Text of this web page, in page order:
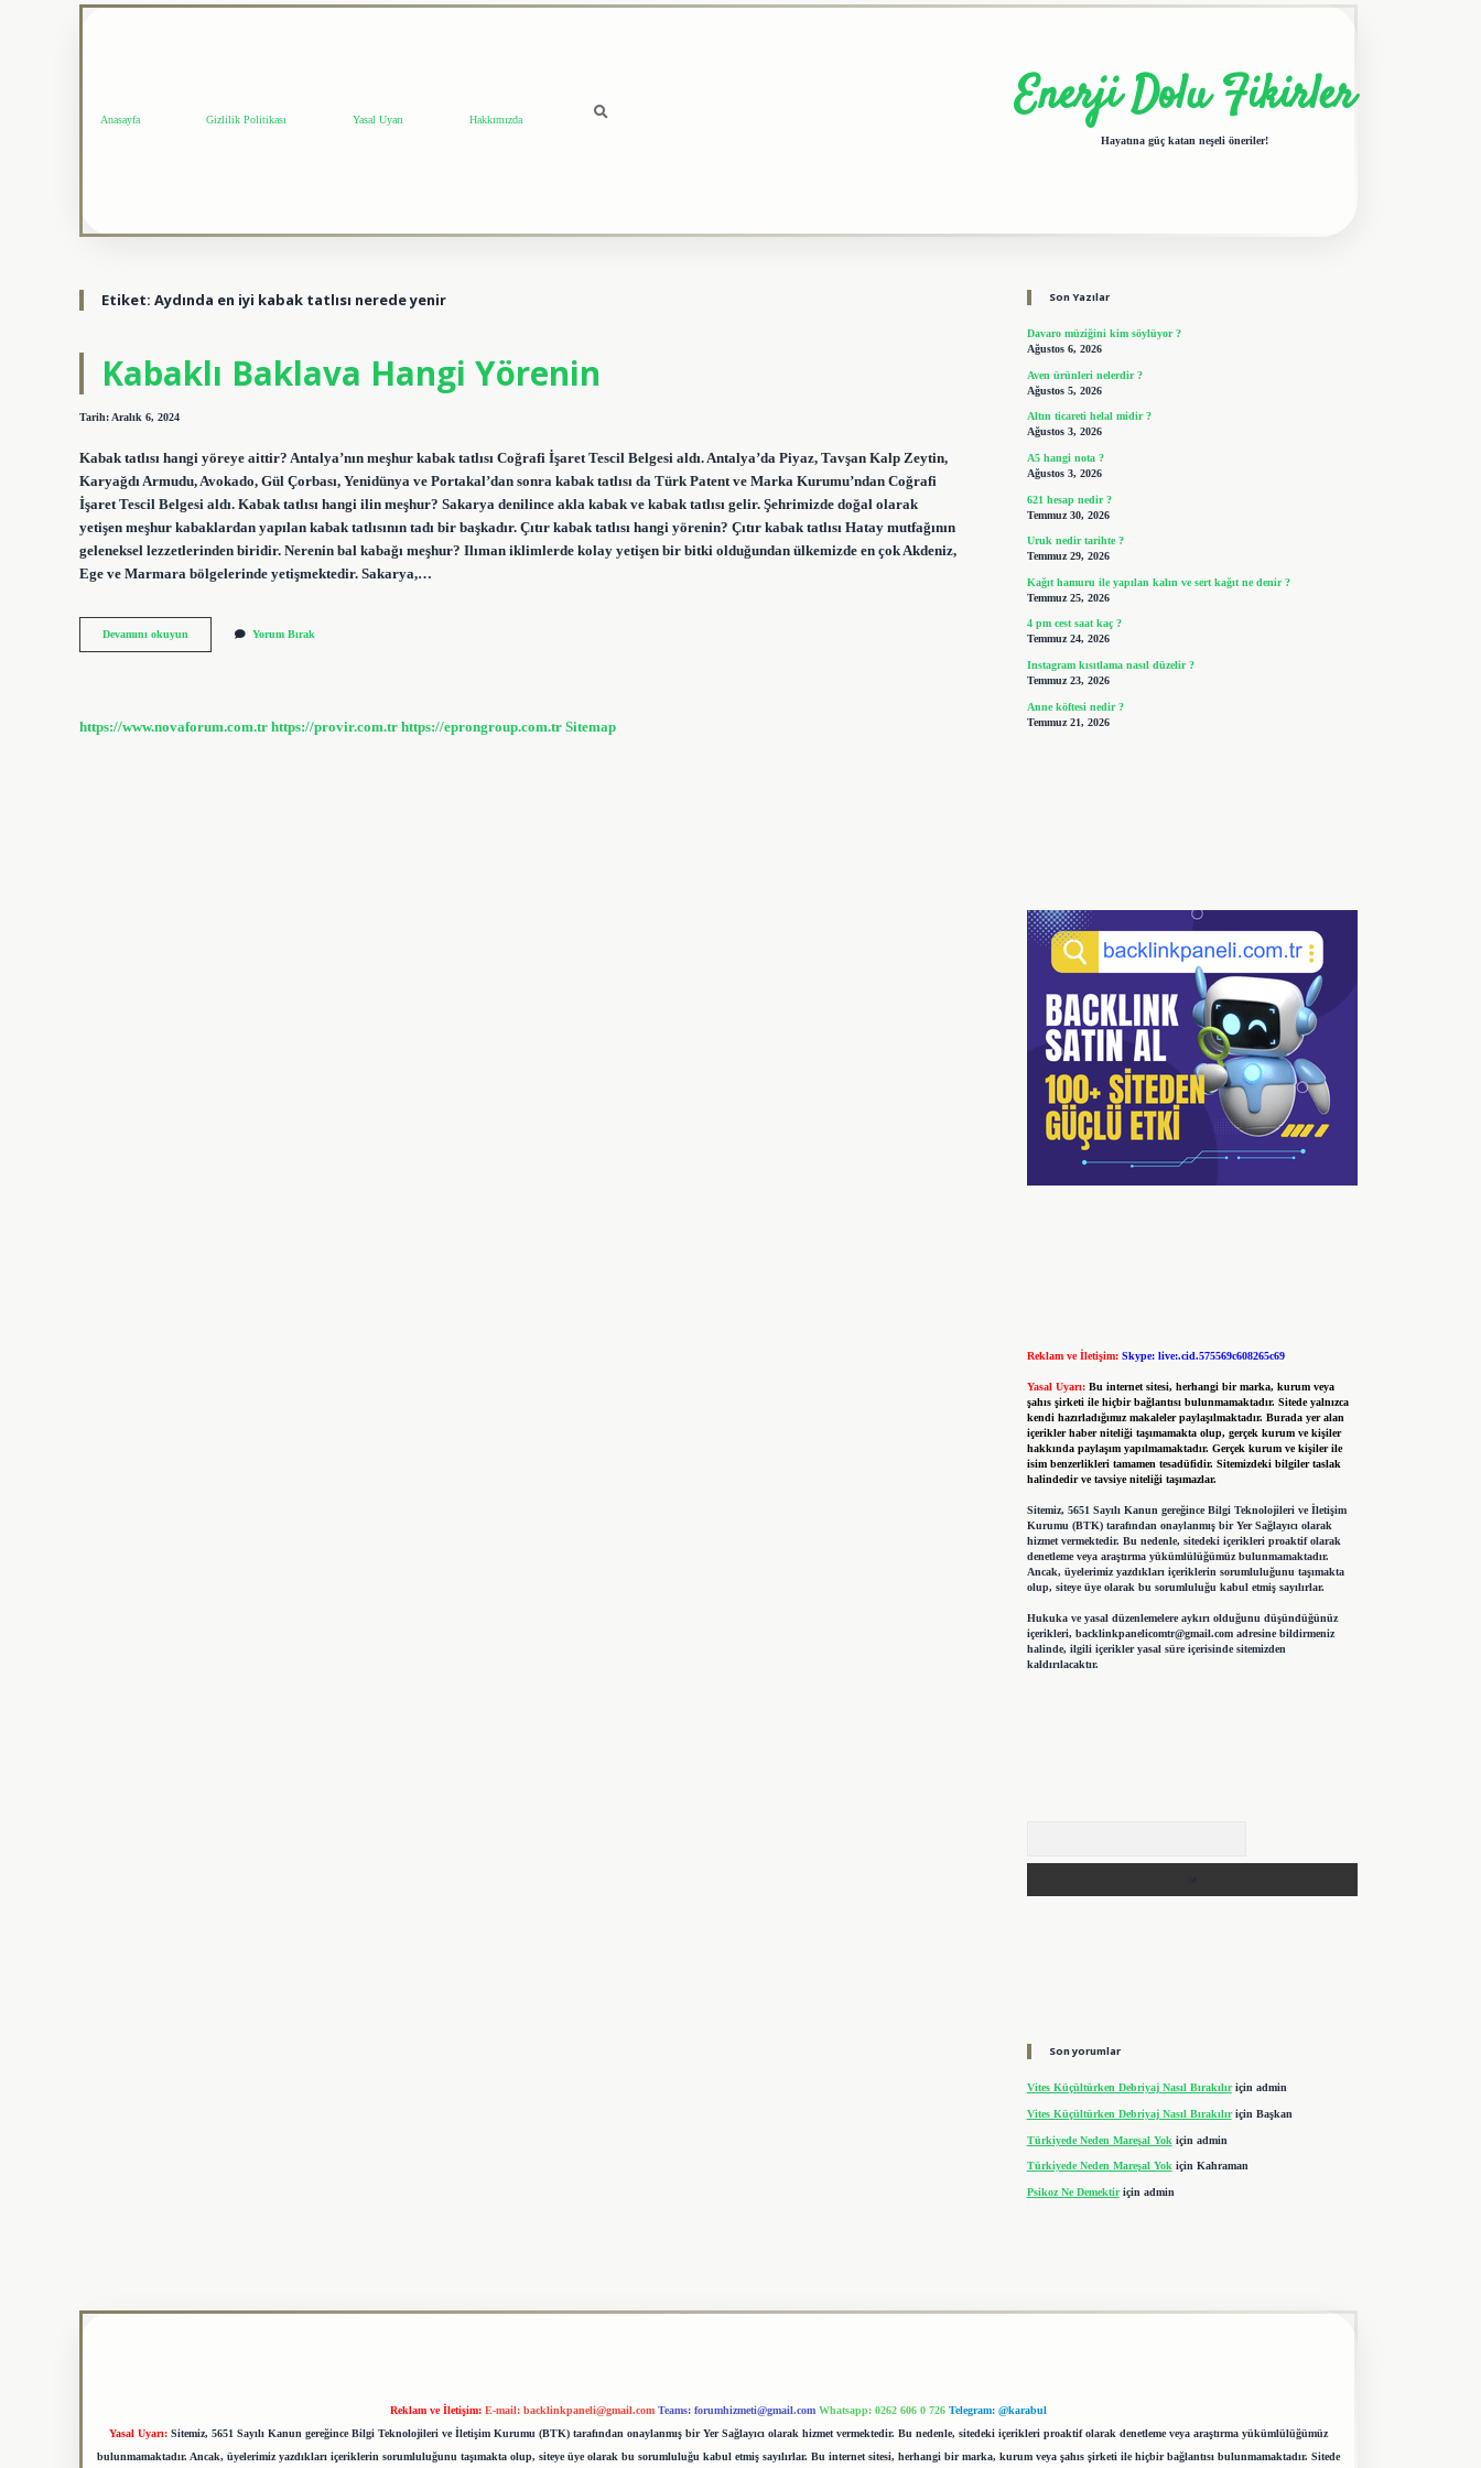
Anasayfa Gizlilik Politikası Yasal Uyarı Hakkımızda Enerji Dolu Fikirler
Hayatına güç katan neşeli öneriler!
Etiket: Aydında en iyi kabak tatlısı nerede yenir
Kabaklı Baklava Hangi Yörenin
Tarih: Aralık 6, 2024
Kabak tatlısı hangi yöreye aittir? Antalya’nın meşhur kabak tatlısı Coğrafi İşaret Tescil Belgesi aldı. Antalya’da Piyaz, Tavşan Kalp Zeytin,
Karyağdı Armudu, Avokado, Gül Çorbası, Yenidünya ve Portakal’dan sonra kabak tatlısı da Türk Patent ve Marka Kurumu’ndan Coğrafi
İşaret Tescil Belgesi aldı. Kabak tatlısı hangi ilin meşhur? Sakarya denilince akla kabak ve kabak tatlısı gelir. Şehrimizde doğal olarak
yetişen meşhur kabaklardan yapılan kabak tatlısının tadı bir başkadır. Çıtır kabak tatlısı hangi yörenin? Çıtır kabak tatlısı Hatay mutfağının
geleneksel lezzetlerinden biridir. Nerenin bal kabağı meşhur? Ilıman iklimlerde kolay yetişen bir bitki olduğundan ülkemizde en çok Akdeniz,
Ege ve Marmara bölgelerinde yetişmektedir. Sakarya,…
Devamını okuyun
Baklava
Yorum Bırak
https://www.novaforum.com.tr https://provir.com.tr https://eprongroup.com.tr Sitemap
Son Yazılar
Davaro müziğini kim söylüyor ?
Ağustos 6, 2026
Aven ürünleri nelerdir ?
Ağustos 5, 2026
Altın ticareti helal midir ?
Ağustos 3, 2026
A5 hangi nota ?
Ağustos 3, 2026
621 hesap nedir ?
Temmuz 30, 2026
Uruk nedir tarihte ?
Temmuz 29, 2026
Kağıt hamuru ile yapılan kalın ve sert kağıt ne denir ?
Temmuz 25, 2026
4 pm cest saat kaç ?
Temmuz 24, 2026
Instagram kısıtlama nasıl düzelir ?
Temmuz 23, 2026
Anne köftesi nedir ?
Temmuz 21, 2026
Reklam ve İletişim: Skype: live:.cid.575569c608265c69
Yasal Uyarı: Bu internet sitesi, herhangi bir marka, kurum veya
şahıs şirketi ile hiçbir bağlantısı bulunmamaktadır. Sitede yalnızca
kendi hazırladığımız makaleler paylaşılmaktadır. Burada yer alan
içerikler haber niteliği taşımamakta olup, gerçek kurum ve kişiler
hakkında paylaşım yapılmamaktadır. Gerçek kurum ve kişiler ile
isim benzerlikleri tamamen tesadüfidir. Sitemizdeki bilgiler taslak
halindedir ve tavsiye niteliği taşımazlar.
Sitemiz, 5651 Sayılı Kanun gereğince Bilgi Teknolojileri ve İletişim
Kurumu (BTK) tarafından onaylanmış bir Yer Sağlayıcı olarak
hizmet vermektedir. Bu nedenle, sitedeki içerikleri proaktif olarak
denetleme veya araştırma yükümlülüğümüz bulunmamaktadır.
Ancak, üyelerimiz yazdıkları içeriklerin sorumluluğunu taşımakta
olup, siteye üye olarak bu sorumluluğu kabul etmiş sayılırlar.
Hukuka ve yasal düzenlemelere aykırı olduğunu düşündüğünüz
içerikleri, backlinkpanelicomtr@gmail.comadresine bildirmeniz
halinde, ilgili içerikler yasal süre içerisinde sitemizden
kaldırılacaktır.
Son yorumlar
Vites Küçültürken Debriyaj Nasıl Bırakılıriçin admin
Vites Küçültürken Debriyaj Nasıl Bırakılıriçin Başkan
Türkiyede Neden Mareşal Yok için admin
Türkiyede Neden Mareşal Yok için Kahraman
Psikoz Ne Demektiriçin admin
Reklam ve İletişim: E-mail: backlinkpaneli@gmail.com Teams: forumhizmeti@gmail.com Whatsapp: 0262 606 0 726 Telegram: @karabul
Yasal Uyarı: Sitemiz, 5651 Sayılı Kanun gereğince Bilgi Teknolojileri ve İletişim Kurumu (BTK) tarafından onaylanmış bir Yer Sağlayıcı olarak hizmet vermektedir. Bu nedenle, sitedeki içerikleri proaktif olarak denetleme veya araştırma yükümlülüğümüz
bulunmamaktadır. Ancak, üyelerimiz yazdıkları içeriklerin sorumluluğunu taşımakta olup, siteye üye olarak bu sorumluluğu kabul etmiş sayılırlar. Bu internet sitesi, herhangi bir marka, kurum veya şahıs şirketi ile hiçbir bağlantısı bulunmamaktadır. Sitede